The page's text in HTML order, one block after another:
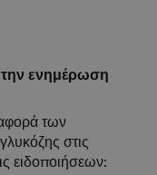
ενημέρωση
των
στις
ειδοποιήσεων: